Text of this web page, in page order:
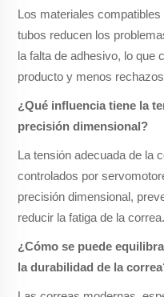
Los materiales
tubos reducen los
la falta de adhesivo, lo que
producto y menos
¿Qué influencia tiene la
precisión dimensional?
La tensión adecuada de la
controlados por
precisión dimensional,
reducir la fatiga de la correa.
¿Cómo se puede
la durabilidad de la